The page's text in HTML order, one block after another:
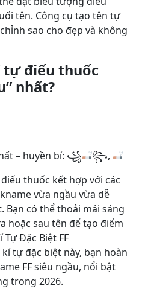
tên. Công cụ tạo tên tự
sao cho đẹp và không
tự điếu thuốc
nhất?
– huyền bí: ꧁
꧂,
thuốc kết hợp với các
vừa ngầu vừa dễ
Bạn có thể thoải mái sáng
hoặc sau tên để tạo điểm
Đặc Biệt FF
tự đặc biệt này, bạn hoàn
FF siêu ngầu, nổi bật
trong 2026.